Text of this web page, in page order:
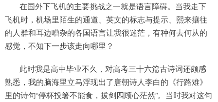
在国外下飞机的主要挑战之一就是语言障碍。当我走下
飞机时，机场里陌生的通道、英文的标志与提示、熙来攘往
的人群和耳边嘈杂的各国语言让我很迷茫，有种何去何从的
感觉，不知下一步该走向哪里？
此时我是高中毕业不久，对高考三十六篇古诗词还颇感
熟悉，我的脑海里立马浮现出了唐朝诗人李白的《行路难》
里的诗句“停杯投箸不能食，拔剑四顾心茫然”。当时我对这句